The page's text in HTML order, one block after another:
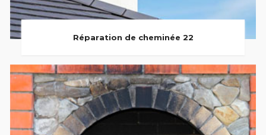
Réparation de cheminée 22